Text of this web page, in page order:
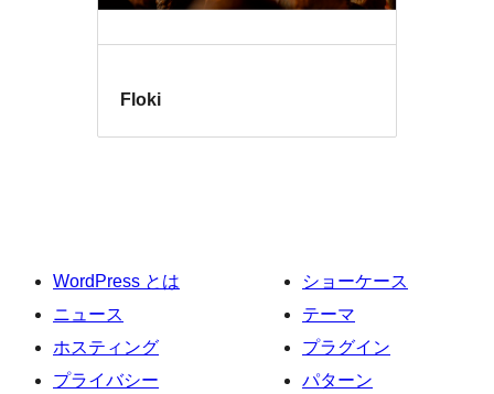
Floki
WordPress とは
ニュース
ホスティング
プライバシー
ショーケース
テーマ
プラグイン
パターン